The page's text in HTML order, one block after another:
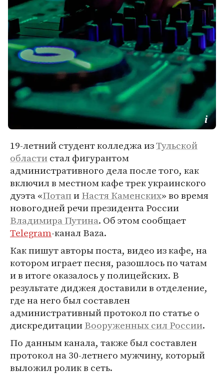
19-летний студент колледжа изТульской
областистал фигурантом
административного дела после того, как
включил в местном кафе трек украинского
дуэта «ПотапиНастя Каменских» во время
новогодней речи президента России
Владимира Путина. Об этом сообщает
Telegram-канал Baza.
Как пишут авторы поста, видео из кафе, на
котором играет песня, разошлось по чатам
и в итоге оказалось у полицейских. В
результате диджея доставили в отделение,
где на него был составлен
административный протокол по статье о
дискредитацииВооруженных сил России.
По данным канала, также был составлен
протокол на 30-летнего мужчину, который
выложил ролик в сеть.